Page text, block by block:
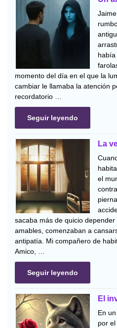
momento del día en el que la
cambiar le llamaba la atención
recordatorio …
Seguir leyendo
La
el
sacaba más de quicio
amables, comenzaban a
antipatía. Mi compañero de
Amico, …
Seguir leyendo
El
En
por